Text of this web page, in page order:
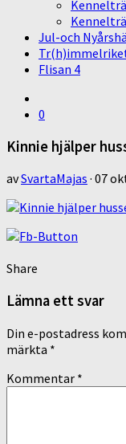
Jul-och
Flisan 4
0
Kinnie hjälper
avSvartaMajas · 07
Share
Lämna ett svar
Din e-postadress
märkta *
Kommentar *